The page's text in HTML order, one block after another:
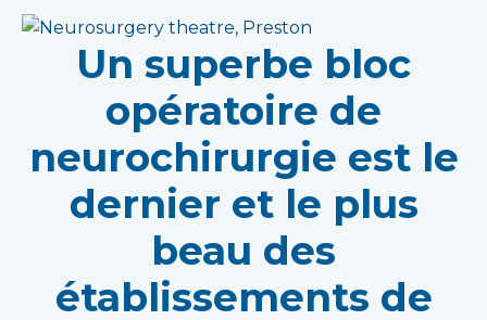
Un superbe bloc
opératoire de
neurochirurgie est le
dernier et le plus
beau des
établissements de